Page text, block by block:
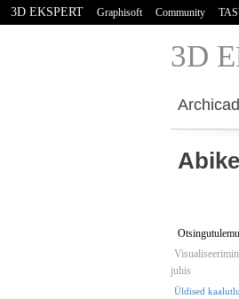
3D EKSPERT Graphisoft Community
3D E
Archicad
juhis
Üldised